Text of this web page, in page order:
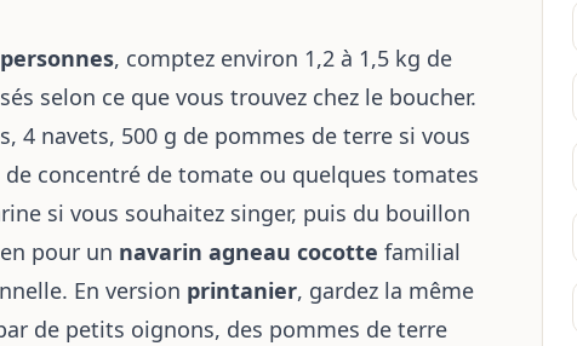
, comptez environ 1,2 à 1,5 kg de
selon ce que vous trouvez chez le boucher.
4 navets, 500 g de pommes de terre si vous
concentré de tomate ou quelques tomates
si vous souhaitez singer, puis du bouillon
pour un navarin agneau cocotte familial
En version printanier, gardez la même
de petits oignons, des pommes de terre